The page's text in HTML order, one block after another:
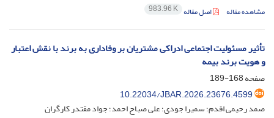
مشاهده مقاله اصل مقاله 983.96 K
تأثیر مسئولیت اجتماعی ادراکی مشتریان بر وفاداری به برند با نقش اعتبار
و هویت برند بیمه
صفحه168-189
10.22034/JBAR.2026.23676.4599
صمد رحیمی اقدم؛ سمیرا جودی؛ علی صباح احمد؛ جواد مقتدر کارگران